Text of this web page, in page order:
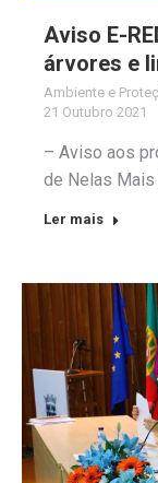
Aviso E-
árvores e
Ambiente e
21 Outubro 2021
– Aviso aos
de Nelas
Ler mais